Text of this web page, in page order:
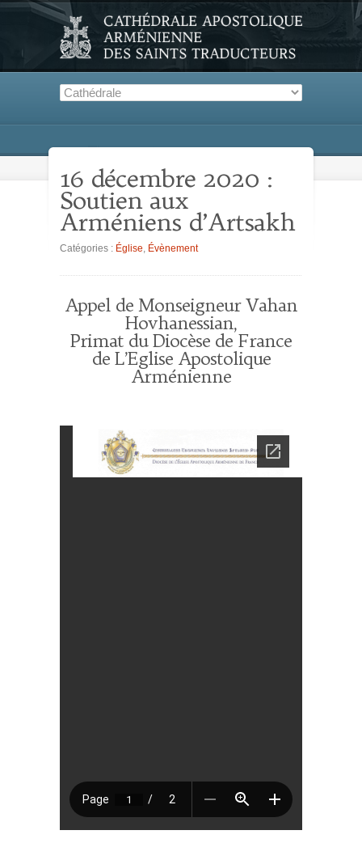
16 décembre 2020 :
Soutien aux
Arméniens d’Artsakh
Catégories : Église, Évènement
Appel de Monseigneur Vahan
Hovhanessian,
Primat du Diocèse de France
de L’Eglise Apostolique
Arménienne